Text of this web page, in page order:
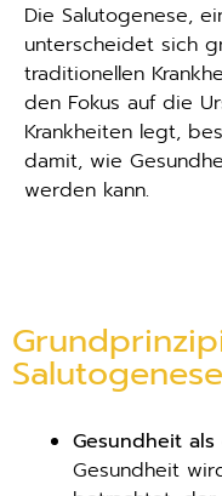
Die Salutogenese,
unterscheidet sich
traditionellen
den Fokus auf die
Krankheiten legt,
damit, wie
werden kann.
Salutogenese
Gesundheit als
Gesundheit